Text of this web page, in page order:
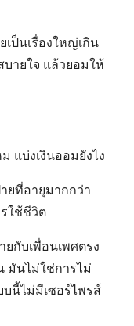
เป็นเรื่องใหญ่เกิน
ายใจ แล้วยอมให้
แบ่งเงินออมยังไง
ยที่อายุมากกว่า
ใช้ชีวิต
กับเพื่อนเพศตรง
มันไม่ใช่การไม่
บนี้ไม่มีเซอร์ไพรส์